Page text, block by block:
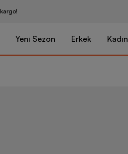
kargo!
Yeni Sezon Erkek Kadın